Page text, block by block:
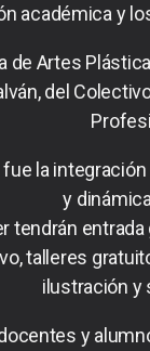
académica y
de Artes
del
la
y
talleres
ilustración y
y